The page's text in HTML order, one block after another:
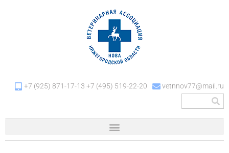
+7 (925) 871-17-13 +7 (495) 519-22-20 vetnnov77@mail.ru